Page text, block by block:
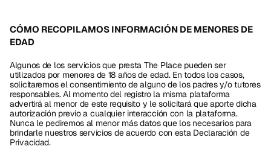
CÓMO RECOPILAMOS INFORMACIÓN DE MENORES DE
EDAD
Algunos de los servicios que presta The Place pueden ser
utilizados por menores de 18 años de edad. En todos los casos,
solicitaremos el consentimiento de alguno de los padres y/o tutores
responsables. Al momento del registro la misma plataforma
advertirá al menor de este requisito y le solicitará que aporte dicha
autorización previo a cualquier interacción con la plataforma.
Nunca le pediremos al menor más datos que los necesarios para
brindarle nuestros servicios de acuerdo con esta Declaración de
Privacidad.